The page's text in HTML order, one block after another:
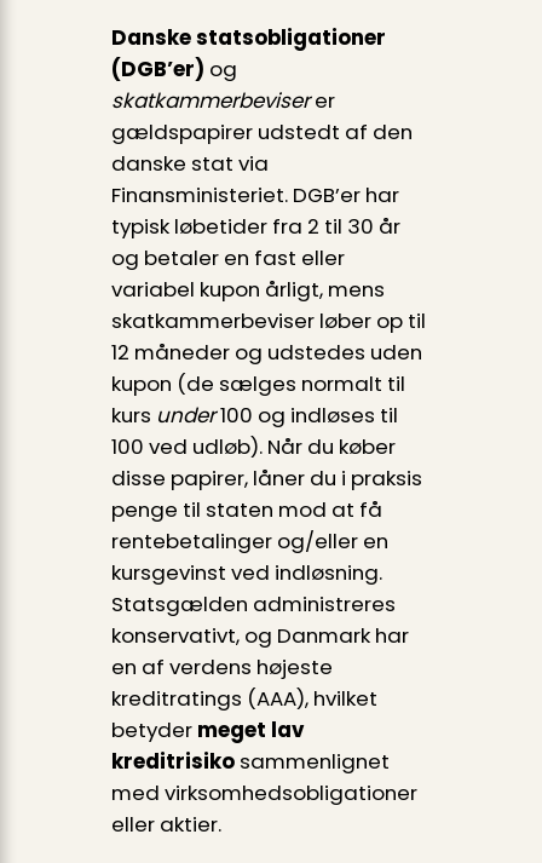
Danske statsobligationer
(DGB’er) og
skatkammerbeviserer
gældspapirer udstedt af den
danske stat via
Finansministeriet. DGB’er har
typisk løbetider fra 2 til 30 år
og betaler en fast eller
variabel kupon årligt, mens
skatkammerbeviser løber op til
12 måneder og udstedes uden
kupon (de sælges normalt til
kurs under100 og indløses til
100 ved udløb). Når du køber
disse papirer, låner du i praksis
penge til staten mod at få
rentebetalinger og/eller en
kursgevinst ved indløsning.
Statsgælden administreres
konservativt, og Danmark har
en af verdens højeste
kreditratings (AAA), hvilket
betyder meget lav
kreditrisikosammenlignet
med virksomhedsobligationer
eller aktier.